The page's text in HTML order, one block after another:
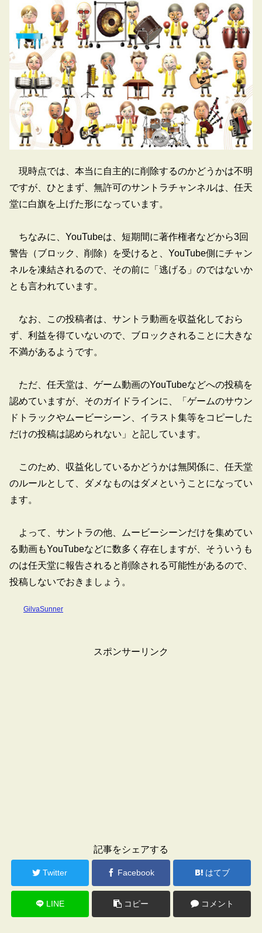
現時点では、本当に自主的に削除するのかどうかは不明
ですが、ひとまず、無許可のサントラチャンネルは、任天
堂に白旗を上げた形になっています。
ちなみに、YouTubeは、短期間に著作権者などから3回
警告（ブロック、削除）を受けると、YouTube側にチャン
ネルを凍結されるので、その前に「逃げる」のではないか
とも言われています。
なお、この投稿者は、サントラ動画を収益化しておら
ず、利益を得ていないので、ブロックされることに大きな
不満があるようです。
ただ、任天堂は、ゲーム動画のYouTubeなどへの投稿を
認めていますが、そのガイドラインに、「ゲームのサウン
ドトラックやムービーシーン、イラスト集等をコピーした
だけの投稿は認められない」と記しています。
このため、収益化しているかどうかは無関係に、任天堂
のルールとして、ダメなものはダメということになってい
ます。
よって、サントラの他、ムービーシーンだけを集めてい
る動画もYouTubeなどに数多く存在しますが、そういうも
のは任天堂に報告されると削除される可能性があるので、
投稿しないでおきましょう。
GilvaSunner
スポンサーリンク
記事をシェアする
Twitter Facebook はてブ
LINE コピー コメント